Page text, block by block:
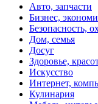
Авто, запчасти
Бизнес,
Безопасность,
Дом, семья
Досуг
Здоровье,
Искусство
Интернет,
Кулинария